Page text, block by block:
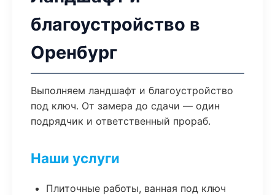
благоустройство в
Оренбург
Выполняем ландшафт и благоустройство
под ключ. От замера до сдачи — один
подрядчик и ответственный прораб.
Наши услуги
Плиточные работы, ванная под ключ